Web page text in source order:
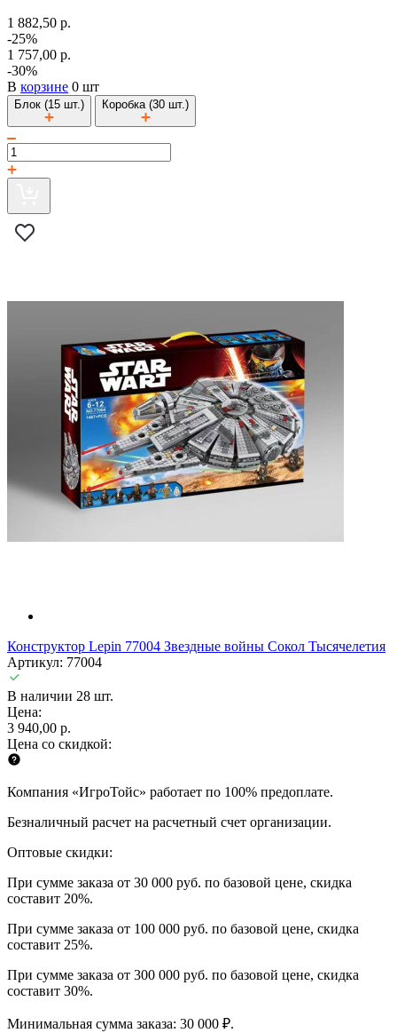
1 882,50 р.
-25%
1 757,00 р.
-30%
В корзине 0 шт
Блок (15 шт.) Коробка (30 шт.)
Конструктор Lepin 77004 Звездные войны Сокол Тысячелетия
Артикул: 77004
В наличии 28 шт.
Цена:
3 940,00 р.
Цена со скидкой:
Компания «ИгроТойс» работает по 100% предоплате.
Безналичный расчет на расчетный счет организации.
Оптовые скидки:
При сумме заказа от 30 000 руб. по базовой цене, скидка
составит 20%.
При сумме заказа от 100 000 руб. по базовой цене, скидка
составит 25%.
При сумме заказа от 300 000 руб. по базовой цене, скидка
составит 30%.
Минимальная сумма заказа: 30 000 ₽.